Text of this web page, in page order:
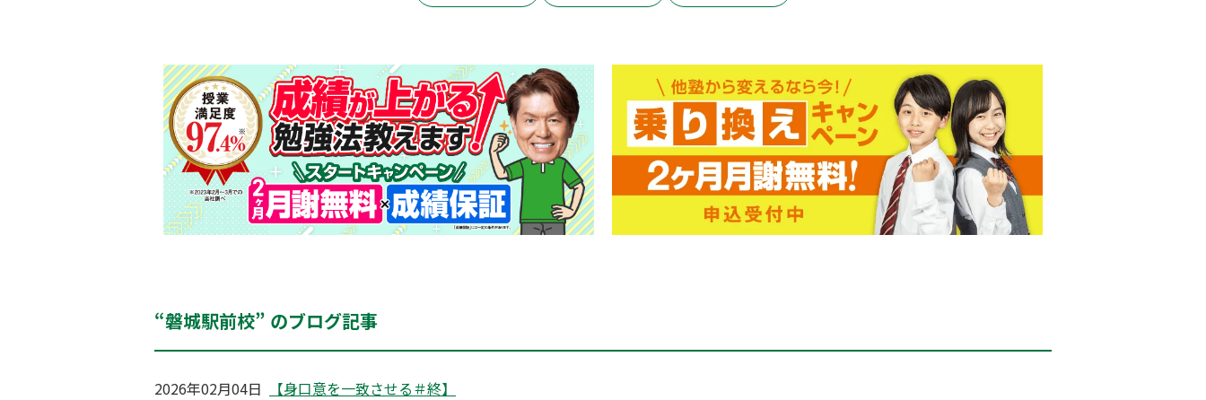
“磐城駅前校” のブログ記事
2026年02月04日
【身口意を一致させる＃終】